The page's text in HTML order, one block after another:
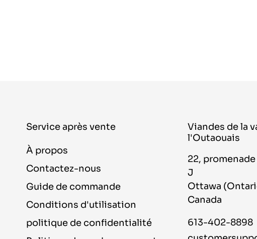
Service après vente
À propos
Contactez-nous
Guide de commande
Conditions d'utilisation
politique de confidentialité
Viandes de la
l'Outaouais
22,
J
Ottawa
Canada
613-402-8898